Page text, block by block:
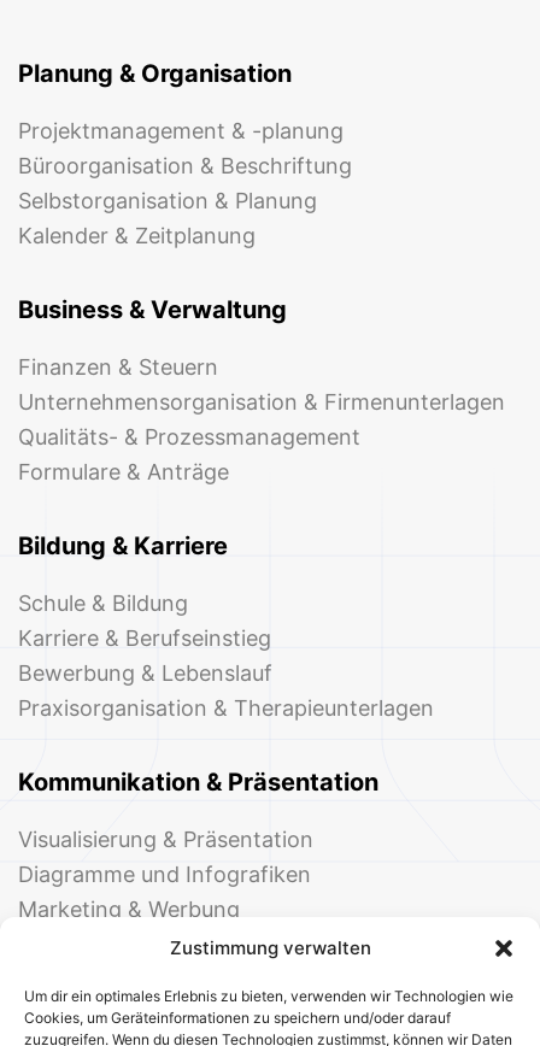
Zustimmung verwalten
Um dir ein optimales Erlebnis zu bieten, verwenden wir Technologien wie
Cookies, um Geräteinformationen zu speichern und/oder darauf
zuzugreifen. Wenn du diesen Technologien zustimmst, können wir Daten
Planung & Organisation
Projektmanagement & -planung
Büroorganisation & Beschriftung
Selbstorganisation & Planung
Kalender & Zeitplanung
Business & Verwaltung
Finanzen & Steuern
Unternehmensorganisation & Firmenunterlagen
Qualitäts- & Prozessmanagement
Formulare & Anträge
Bildung & Karriere
Schule & Bildung
Karriere & Berufseinstieg
Bewerbung & Lebenslauf
Praxisorganisation & Therapieunterlagen
Kommunikation & Präsentation
Visualisierung & Präsentation
Diagramme und Infografiken
Marketing & Werbung
Events & Einladungen